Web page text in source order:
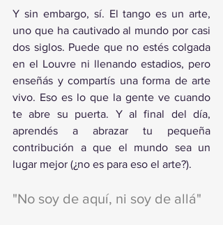
Y sin embargo, sí. El tango es un arte,
uno que ha cautivado al mundo por casi
dos siglos. Puede que no estés colgada
en el Louvre ni llenando estadios, pero
enseñás y compartís una forma de arte
vivo. Eso es lo que la gente ve cuando
te abre su puerta. Y al final del día,
aprendés a abrazar tu pequeña
contribución a que el mundo sea un
lugar mejor (¿no es para eso el arte?).
"No soy de aquí, ni soy de allá"